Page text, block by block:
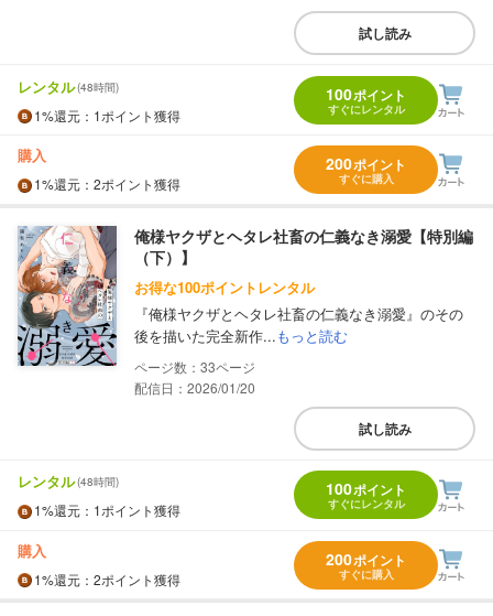
試し読み
レンタル(48時間)
1%還元 ：1ポイント獲得
100ポイント
すぐにレンタル
購入
1%還元 ：2ポイント獲得
200ポイント
すぐに購入
俺様ヤクザとヘタレ社畜の仁義なき溺愛【特別編
（下）】
お得な100ポイントレンタル
『俺様ヤクザとヘタレ社畜の仁義なき溺愛』のその
後を描いた完全新作...もっと読む
33
配信日：2026/01/20
試し読み
レンタル(48時間)
1%還元 ：1ポイント獲得
100ポイント
すぐにレンタル
購入
1%還元 ：2ポイント獲得
200ポイント
すぐに購入